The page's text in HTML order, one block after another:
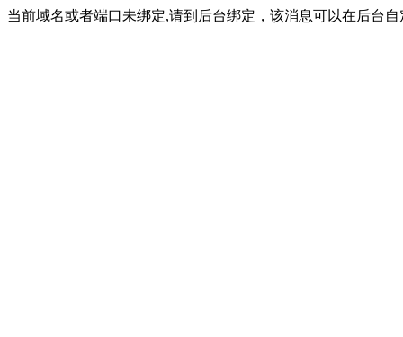
当前域名或者端口未绑定,请到后台绑定，该消息可以在后台自